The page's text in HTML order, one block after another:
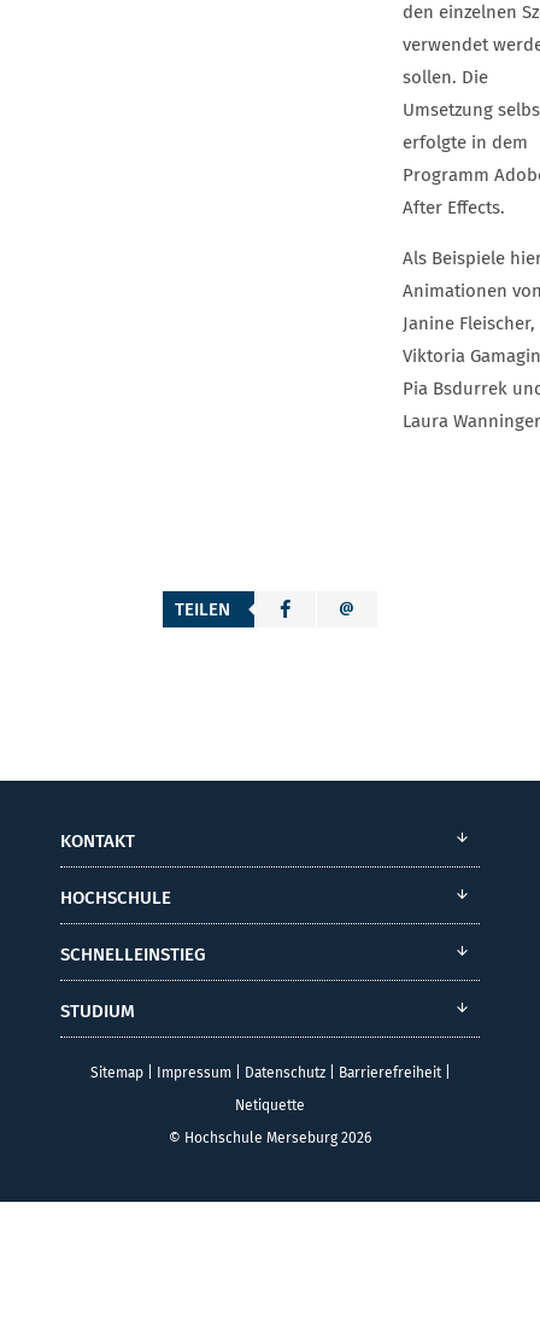
den einzelnen
verwendet
sollen. Die
Umsetzung
erfolgte in dem
Programm
After Effects.
Als Beispiele
Animationen
Janine Fleischer,
Viktoria
Pia Bsdurrek
Laura
TEILEN
KONTAKT
HOCHSCHULE
SCHNELLEINSTIEG
STUDIUM
Sitemap| Impressum| Datenschutz| Barrierefreiheit|
Netiquette
© Hochschule Merseburg 2026